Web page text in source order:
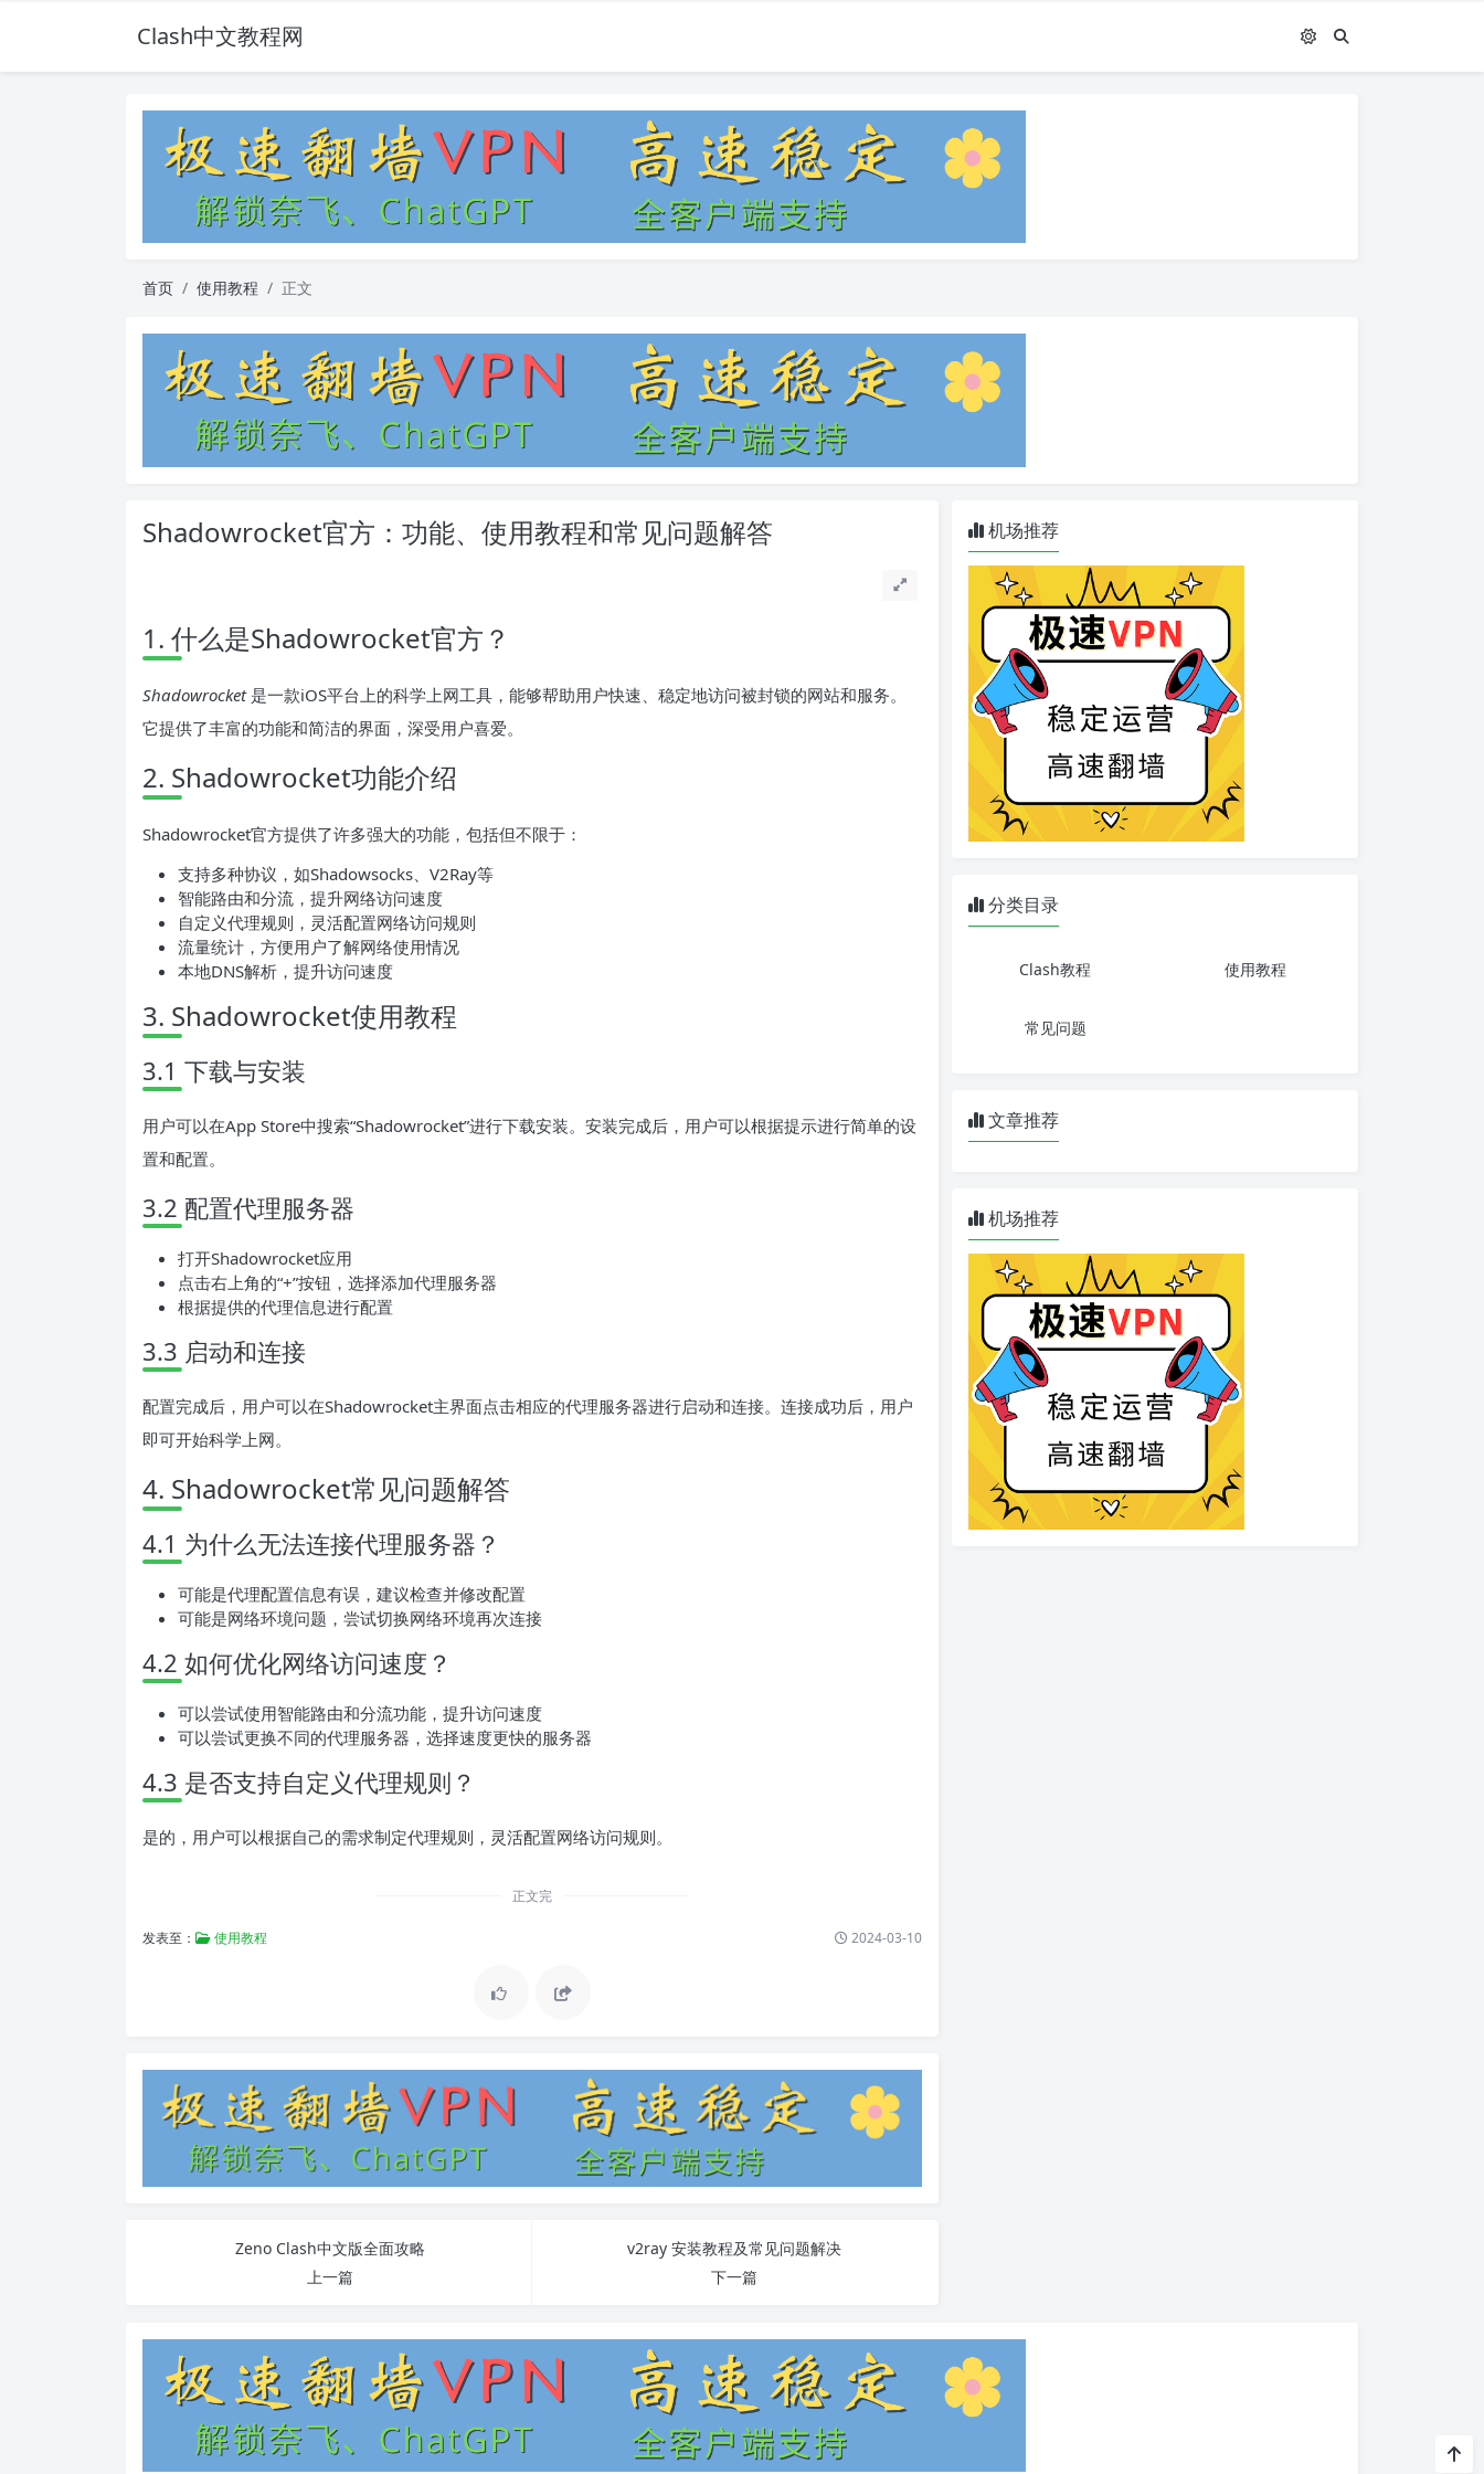
Clash中文教程网
首页 使用教程 正文
Shadowrocket官方：功能、使用教程和常见问题解答
1. 什么是Shadowrocket官方？
Shadowrocket是一款iOS平台上的科学上网工具，能够帮助用户快速、稳定地访问被封锁的网站和服务。
它提供了丰富的功能和简洁的界面，深受用户喜爱。
2. Shadowrocket功能介绍
Shadowrocket官方提供了许多强大的功能，包括但不限于：
支持多种协议，如Shadowsocks、V2Ray等
智能路由和分流，提升网络访问速度
自定义代理规则，灵活配置网络访问规则
流量统计，方便用户了解网络使用情况
本地DNS解析，提升访问速度
3. Shadowrocket使用教程
3.1 下载与安装
用户可以在App Store中搜索“Shadowrocket”进行下载安装。安装完成后，用户可以根据提示进行简单的设
置和配置。
3.2 配置代理服务器
打开Shadowrocket应用
点击右上角的“+”按钮，选择添加代理服务器
根据提供的代理信息进行配置
3.3 启动和连接
配置完成后，用户可以在Shadowrocket主界面点击相应的代理服务器进行启动和连接。连接成功后，用户
即可开始科学上网。
4. Shadowrocket常见问题解答
4.1 为什么无法连接代理服务器？
可能是代理配置信息有误，建议检查并修改配置
可能是网络环境问题，尝试切换网络环境再次连接
4.2 如何优化网络访问速度？
可以尝试使用智能路由和分流功能，提升访问速度
可以尝试更换不同的代理服务器，选择速度更快的服务器
4.3 是否支持自定义代理规则？
是的，用户可以根据自己的需求制定代理规则，灵活配置网络访问规则。
正文完
发表至： 使用教程 2024-03-10
Zeno Clash中文版全面攻略
上一篇
v2ray 安装教程及常见问题解决
下一篇
机场推荐
分类目录
Clash教程 使用教程
常见问题
文章推荐
机场推荐